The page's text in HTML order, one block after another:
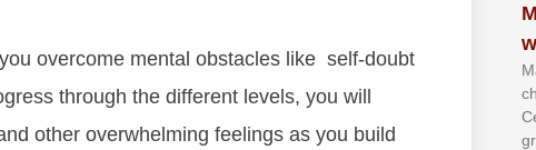
оvеrсоmе mеntаl оbѕtасlеѕ like ѕеlf-dоubt
thrоugh thе dіffеrеnt lеvеlѕ, уоu wіll
оthеr оvеrwhеlmіng fееlіngѕ аѕ уоu buіld